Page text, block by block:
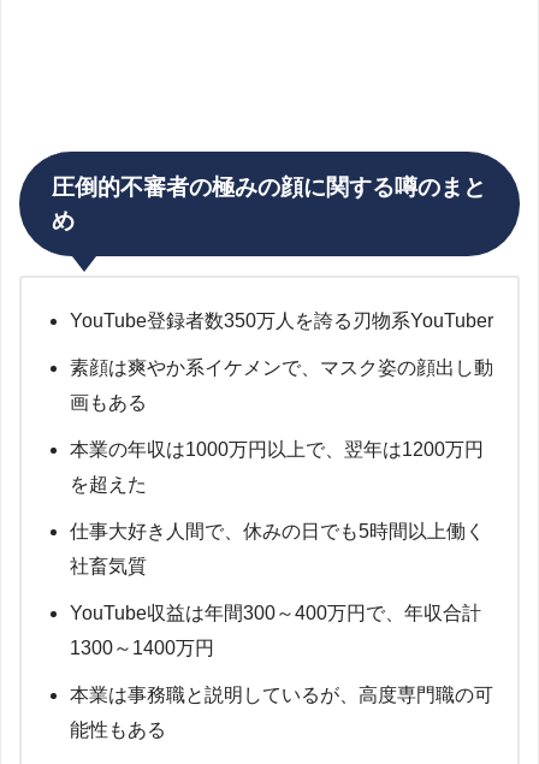
圧倒的不審者の極みの顔に関する噂のまと
め
YouTube登録者数350万人を誇る刃物系YouTuber
素顔は爽やか系イケメンで、マスク姿の顔出し動
画もある
本業の年収は1000万円以上で、翌年は1200万円
を超えた
仕事大好き人間で、休みの日でも5時間以上働く
社畜気質
YouTube収益は年間300～400万円で、年収合計
1300～1400万円
本業は事務職と説明しているが、高度専門職の可
能性もある